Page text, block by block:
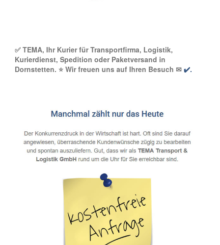
✅ TEMA, Ihr Kurier für Transportfirma, Logistik,
Kurierdienst, Spedition oder Paketversand in
Dornstetten. ⭐ Wir freuen uns auf Ihren Besuch ✉ ✔️.